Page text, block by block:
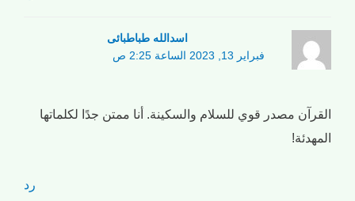
اسدالله طباطبائی
فبراير 13, 2023 الساعة 2:25 ص
القرآن مصدر قوي للسلام والسكينة. أنا ممتن جدًا لكلماتها
المهدئة!
رد